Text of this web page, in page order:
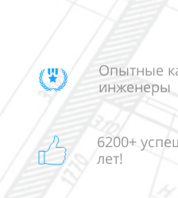
Опытные
инженеры
6200+
лет!